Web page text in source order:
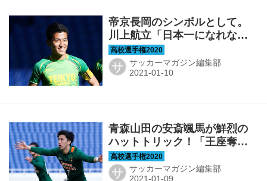
帝京長岡のシンボルとして。
川上航立「日本一になれなか
ったことだけが後悔」【選手
権ヒーローズ5】
サ サッカーマガジン編集部
青森山田の安斎颯馬が鮮烈の
ハットトリック！「王座奪還
できる場所に立てる」【選手
権ヒーローズ4】
サ サッカーマガジン編集部